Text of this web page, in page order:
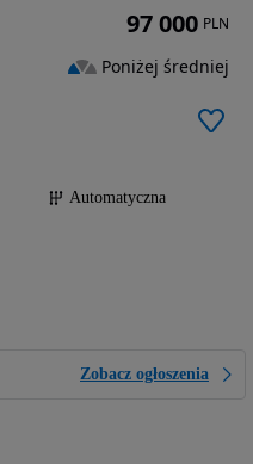
Automatyczna
Zobacz ogłoszenia
97 000 PLN
Poniżej średniej